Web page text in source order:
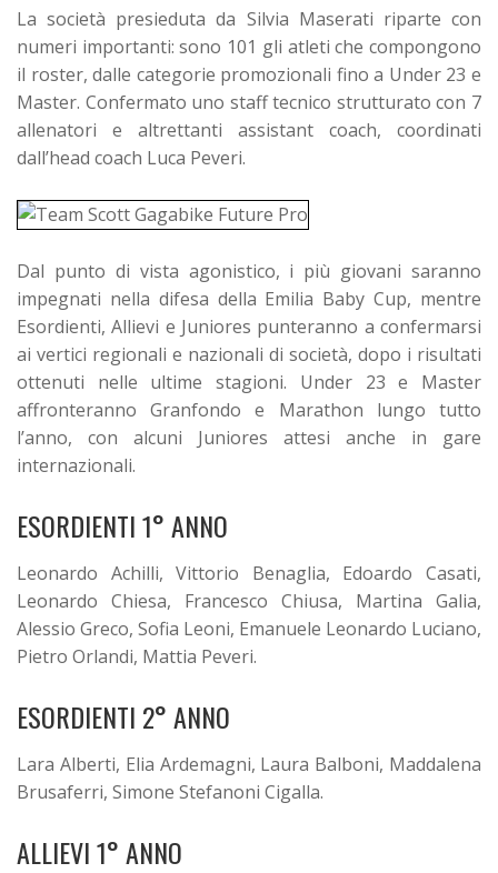
La società presieduta da Silvia Maserati riparte con
numeri importanti: sono 101 gli atleti che compongono
il roster, dalle categorie promozionali fino a Under 23 e
Master. Confermato uno staff tecnico strutturato con 7
allenatori e altrettanti assistant coach, coordinati
dall’head coach Luca Peveri.
Dal punto di vista agonistico, i più giovani saranno
impegnati nella difesa della Emilia Baby Cup, mentre
Esordienti, Allievi e Juniores punteranno a confermarsi
ai vertici regionali e nazionali di società, dopo i risultati
ottenuti nelle ultime stagioni. Under 23 e Master
affronteranno Granfondo e Marathon lungo tutto
l’anno, con alcuni Juniores attesi anche in gare
internazionali.
ESORDIENTI 1° ANNO
Leonardo Achilli, Vittorio Benaglia, Edoardo Casati,
Leonardo Chiesa, Francesco Chiusa, Martina Galia,
Alessio Greco, Sofia Leoni, Emanuele Leonardo Luciano,
Pietro Orlandi, Mattia Peveri.
ESORDIENTI 2° ANNO
Lara Alberti, Elia Ardemagni, Laura Balboni, Maddalena
Brusaferri, Simone Stefanoni Cigalla.
ALLIEVI 1° ANNO